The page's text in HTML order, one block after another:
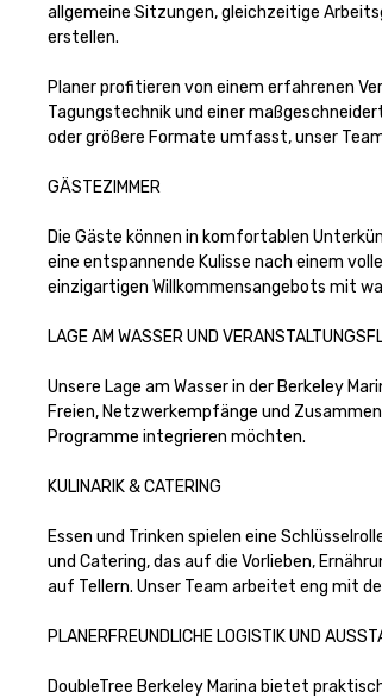
allgemeine Sitzungen, gleichzeitige
erstellen.
Planer profitieren von einem erfahrenen
Tagungstechnik und einer
oder größere Formate umfasst, unser
GÄSTEZIMMER
Die Gäste können in komfortablen
eine entspannende Kulisse nach einem
einzigartigen Willkommensangebots mit
LAGE AM WASSER UND
Unsere Lage am Wasser in der Berkeley
Freien, Netzwerkempfänge und
Programme integrieren möchten.
KULINARIK & CATERING
Essen und Trinken spielen eine
und Catering, das auf die Vorlieben,
auf Tellern. Unser Team arbeitet eng mit
PLANERFREUNDLICHE LOGISTIK UND
DoubleTree Berkeley Marina bietet